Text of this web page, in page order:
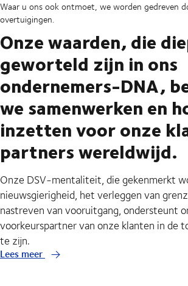
Waar u ons ook ontmoet, we worden gedreven
overtuigingen.
Onze waarden, die
geworteld zijn in ons
ondernemers-DNA,
we samenwerken en
inzetten voor onze
partners wereldwijd.
Onze DSV-mentaliteit, die gekenmerkt
nieuwsgierigheid, het verleggen van
nastreven van vooruitgang, ondersteunt
voorkeurspartner van onze klanten in de
te zijn.
Lees meer